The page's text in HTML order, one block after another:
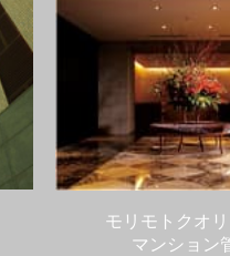
モリモトクオ
マンション